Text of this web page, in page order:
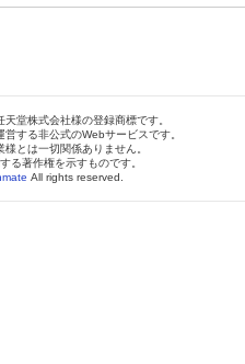
天堂株式会社様の登録商標です。
する非公式のWebサービスです。
とは一切関係ありません。
る著作権を示すものです。
All rights reserved.